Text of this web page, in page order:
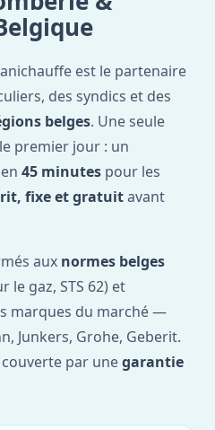
est le partenaire
des syndics et des
belges. Une seule
premier jour : un
45 minutes pour les
fixe et gratuitavant
aux normes belges
le gaz, STS 62) et
marques du marché —
Junkers, Grohe, Geberit.
par unegarantie